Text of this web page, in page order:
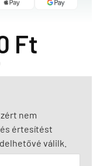
Ft
nem
értesítést
válilk.